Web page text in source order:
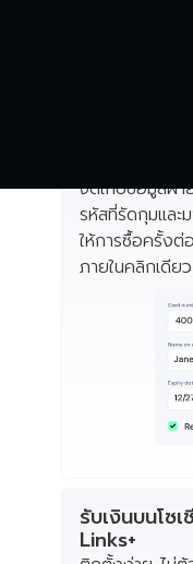
จัดเก็บข้อมูลฝ่า
รหัสที่รัดกุมและ
ให้การซื้อครั้งต่
ภายในคลิกเดียว
รับเงินบนโซ
Links+